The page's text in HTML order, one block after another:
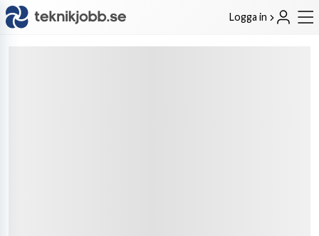
Logga in